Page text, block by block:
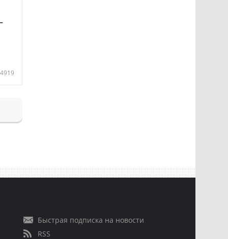
4919
Быстрая подписка на новости
RSS